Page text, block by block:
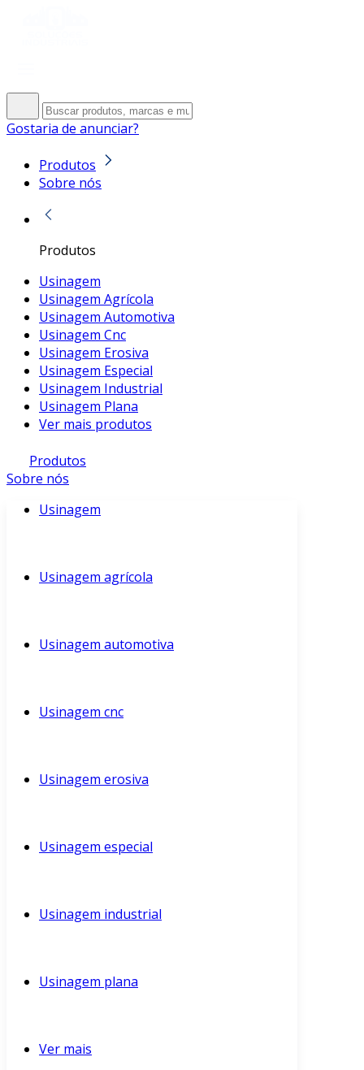
Gostaria de anunciar?
Produtos
Sobre nós
Produtos
Usinagem
Usinagem Agrícola
Usinagem Automotiva
Usinagem Cnc
Usinagem Erosiva
Usinagem Especial
Usinagem Industrial
Usinagem Plana
Ver mais produtos
Produtos
Sobre nós
Usinagem
Usinagem agrícola
Usinagem automotiva
Usinagem cnc
Usinagem erosiva
Usinagem especial
Usinagem industrial
Usinagem plana
Ver mais